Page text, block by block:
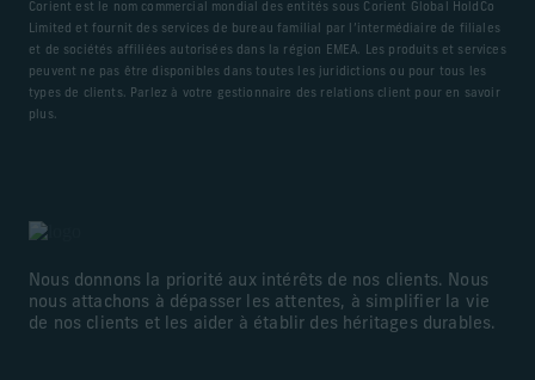
Corient est le nom commercial mondial des entités sous Corient Global HoldCo
Limited et fournit des services de bureau familial par l’intermédiaire de filiales
et de sociétés affiliées autorisées dans la région EMEA. Les produits et services
peuvent ne pas être disponibles dans toutes les juridictions ou pour tous les
types de clients. Parlez à votre gestionnaire des relations client pour en savoir
plus.
Nous donnons la priorité aux intérêts de nos clients. Nous
nous attachons à dépasser les attentes, à simplifier la vie
de nos clients et les aider à établir des héritages durables.